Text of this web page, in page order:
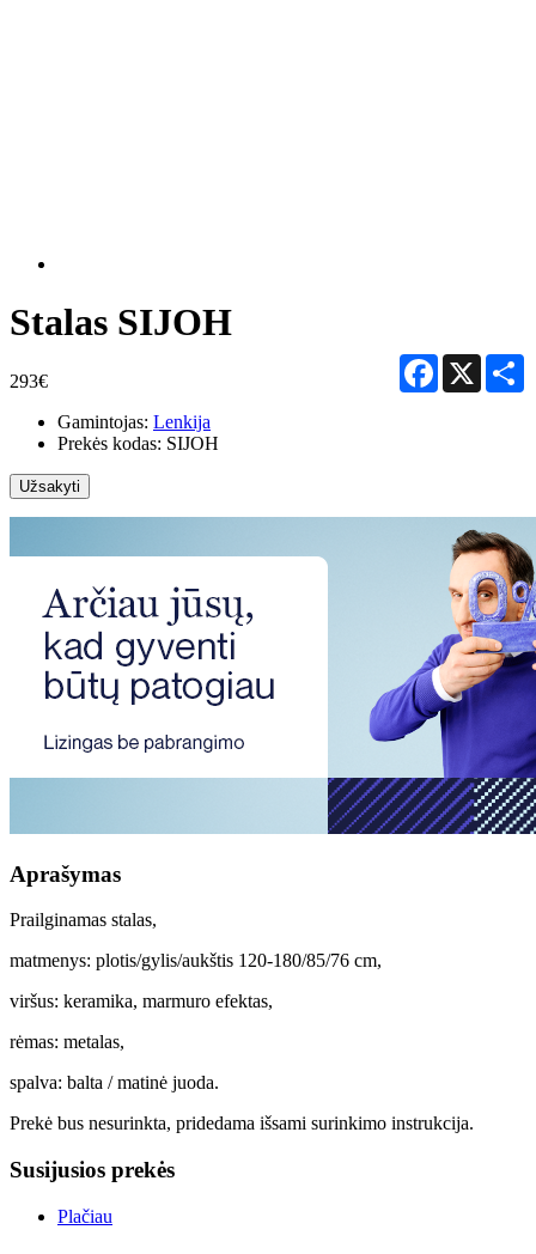
Stalas SIJOH
293€
Facebook
X
Gamintojas: Lenkija
Prekės kodas: SIJOH
Užsakyti
Aprašymas
Prailginamas stalas,
matmenys: plotis/gylis/aukštis 120-180/85/76 cm,
viršus: keramika, marmuro efektas,
rėmas: metalas,
spalva: balta / matinė juoda.
Prekė bus nesurinkta, pridedama išsami surinkimo instrukcija.
Susijusios prekės
Plačiau